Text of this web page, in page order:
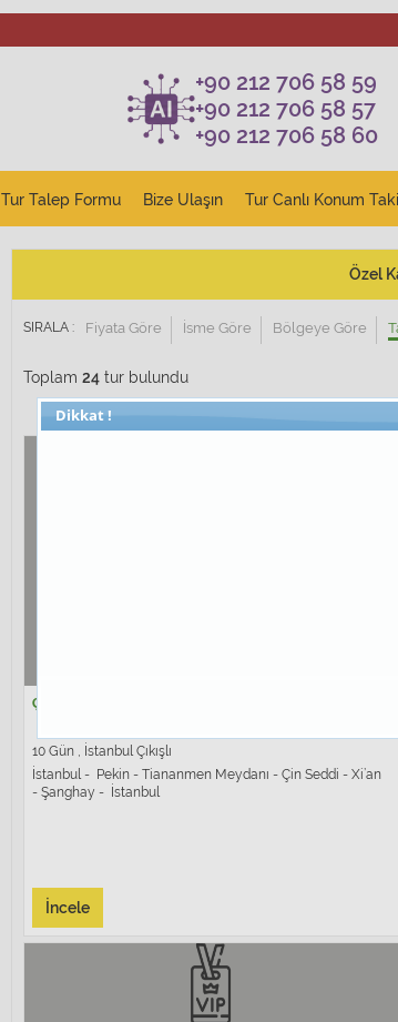
+90 212 706 58 59
+90 212 706 58 57
+90 212 706 58 60
Tur Talep Formu Bize Ulaşın Tur Canlı Konum
Özel
SIRALA : Fiyata Göre İsme Göre Bölgeye Göre
Toplam 24 tur bulundu
Çin Turu THY / EJDER VIP
10 Gün , İstanbul Çıkışlı
İstanbul - Pekin - Tiananmen Meydanı - Çin Seddi - Xi’an
- Şanghay - İstanbul
İncele
Dikkat !